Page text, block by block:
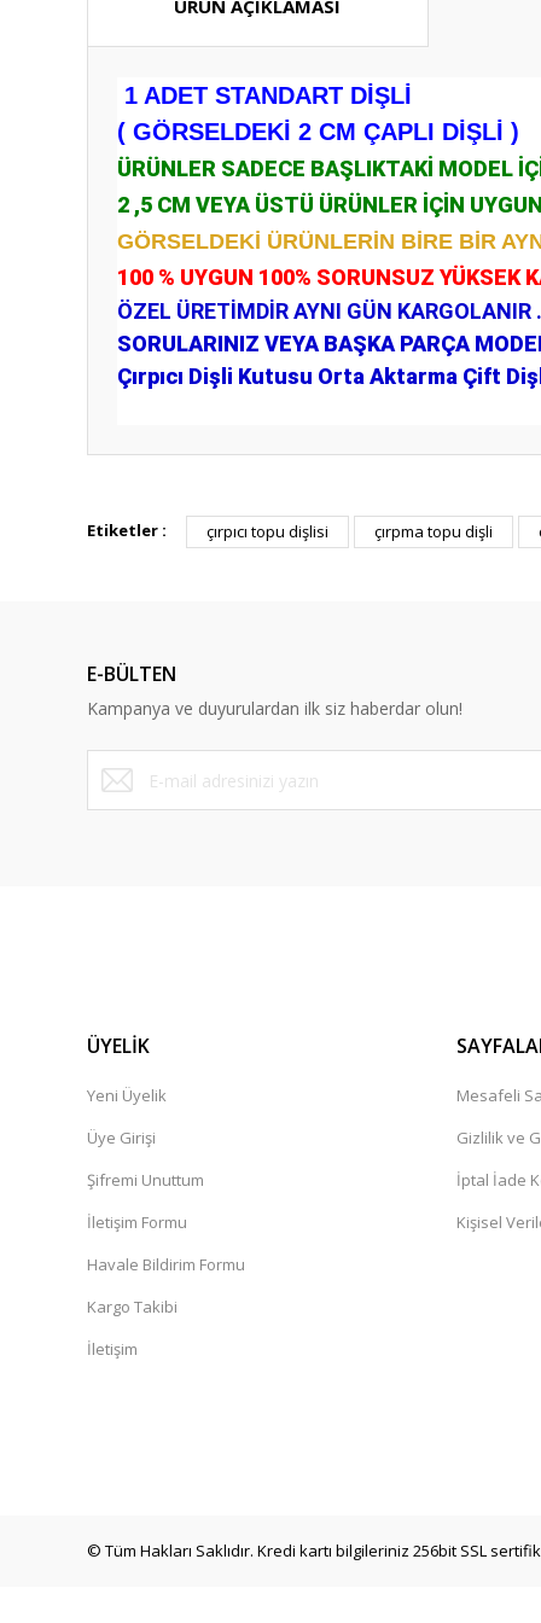
ÜRÜN AÇIKLAMASI
1 ADET STANDART DİŞLİ
( GÖRSELDEKİ 2 CM ÇAPLI DİŞLİ )
ÜRÜNLER SADECE BAŞLIKTAKİ MODEL
2 ,5 CM VEYA ÜSTÜ ÜRÜNLER İÇİN
GÖRSELDEKİ ÜRÜNLERİN BİRE BİR
100 % UYGUN 100% SORUNSUZ YÜKSEK
ÖZEL ÜRETİMDİR AYNI GÜN KARGOLANIR .
SORULARINIZ VEYA BAŞKA PARÇA
Çırpıcı Dişli Kutusu Orta Aktarma Çift
Görüş ve önerileriniz için teşekkür ederiz.
Ürün fiyatı diğer sitelerden daha pahalı.
Bu ürüne benzer farklı alternatifler olmalı.
Etiketler : çırpıcı topu dişlisi çırpma topu dişli
E-BÜLTEN
Kampanya ve duyurulardan ilk siz haberdar olun!
ÜYELİK
Yeni Üyelik
Üye Girişi
Şifremi Unuttum
İletişim Formu
Havale Bildirim Formu
Kargo Takibi
İletişim
Mesafeli
Gizlilik ve
İptal İade
Kişisel
© Tüm Hakları Saklıdır. Kredi kartı bilgileriniz 256bit SSL